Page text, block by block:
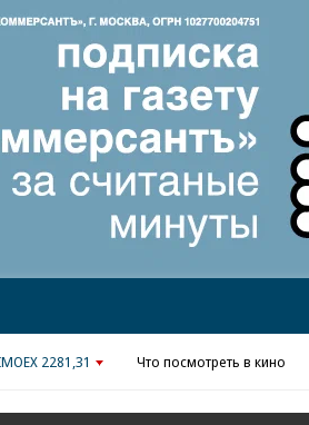
2281,31 Что посмотреть в кино